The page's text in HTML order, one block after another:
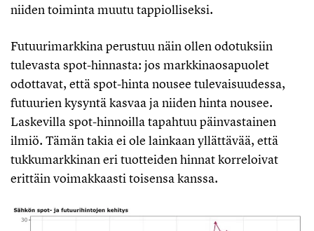
niiden toiminta muutu tappiolliseksi.
Futuurimarkkina perustuu näin ollen odotuksiin
tulevasta spot-hinnasta: jos markkinaosapuolet
odottavat, että spot-hinta nousee tulevaisuudessa,
futuurien kysyntä kasvaa ja niiden hinta nousee.
Laskevilla spot-hinnoilla tapahtuu päinvastainen
ilmiö. Tämän takia ei ole lainkaan yllättävää, että
tukkumarkkinan eri tuotteiden hinnat korreloivat
erittäin voimakkaasti toisensa kanssa.